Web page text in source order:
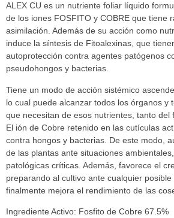
ALEX CU es un nutriente foliar líquido
de los iones FOSFITO y COBRE que tiene
asimilación. Además de su acción como
induce la síntesis de Fitoalexinas, que
autoprotección contra agentes patógenos
pseudohongos y bacterias.
Tiene un modo de acción sistémico
lo cual puede alcanzar todos los órganos y
que necesitan de esos nutrientes, tanto del
El ión de Cobre retenido en las cutículas
contra hongos y bacterias. De este modo,
de las plantas ante situaciones
patológicas críticas. Además, favorece el
preparando al cultivo ante cualquier
finalmente mejora el rendimiento de las
Ingrediente Activo: Fosfito de Cobre 67.5%